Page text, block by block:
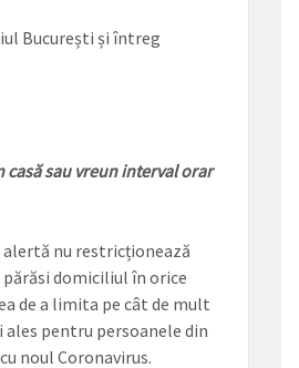
București și întreg
casă sau vreun interval orar
alertă nu restricționează
părăsi domiciliul în orice
de a limita pe cât de mult
pentru persoanele din
noul Coronavirus.